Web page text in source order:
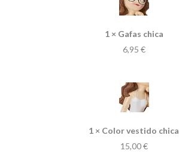
1 × Gafas chica
6,95 €
1 × Color vestido chica
15,00€